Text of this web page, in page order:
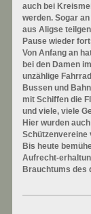
auch bei
werden. Sogar
aus Aligse
Pause wieder
Von Anfang an
bei den Damen
unzählige
Bussen und
mit Schiffen die
und viele, viele
Hier wurden
Schützenvereine
Bis heute
Aufrecht-
Brauchtums des